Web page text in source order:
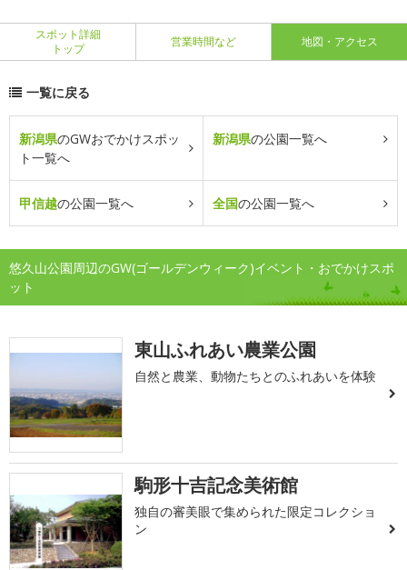
スポット詳細
トップ
営業時間など 地図・アクセス
一覧に戻る
新潟県のGWおでかけスポッ
ト一覧へ
新潟県の公園一覧へ
甲信越の公園一覧へ 全国の公園一覧へ
悠久山公園周辺のGW(ゴールデンウィーク)イベント・おでかけスポ
ット
東山ふれあい農業公園
自然と農業、動物たちとのふれあいを体験
駒形十吉記念美術館
独自の審美眼で集められた限定コレクショ
ン